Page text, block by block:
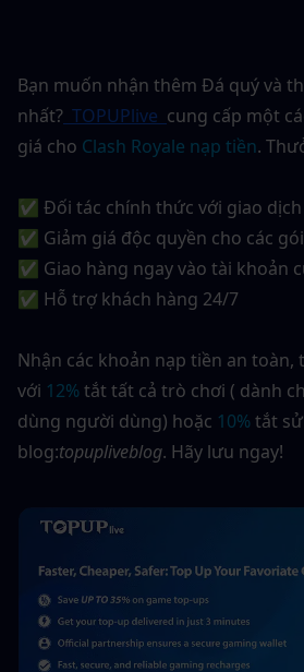
Bạn muốn nhận thêm Đá quý và
nhất? TOPUPlive cung cấp một
giá cho Clash Royale nạp tiền.
✅ Đối tác chính thức với giao
✅ Giảm giá độc quyền cho các
✅ Giao hàng ngay vào tài khoản
✅ Hỗ trợ khách hàng 24/7
Nhận các khoản nạp tiền an toàn,
với 12% tắt tất cả trò chơi ( dành
dùng người dùng) hoặc 10% tắt
blog:topupliveblog. Hãy lưu ngay!